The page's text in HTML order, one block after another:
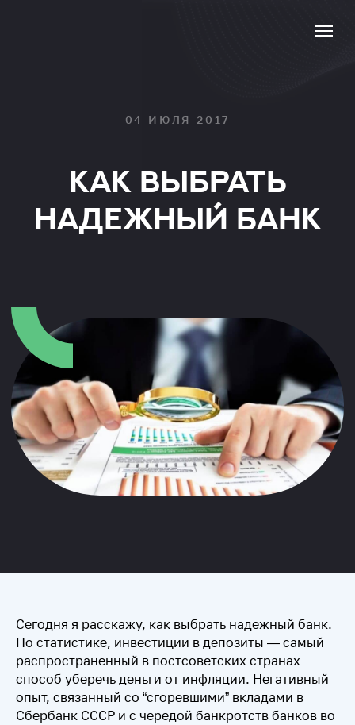
КАК ВЫБРАТЬ
Сегодня я расскажу, как выбрать надежный банк.
По статистике, инвестиции в депозиты — самый
распространенный в постсоветских странах
способ уберечь деньги от инфляции. Негативный
опыт, связанный со “сгоревшими” вкладами в
Сбербанк СССР и с чередой банкротств банков во